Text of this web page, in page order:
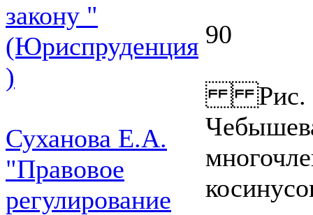
закону "
(Юриспруденция
)
Суханова Е.А.
"Правовое
регулирование
90
Рис.